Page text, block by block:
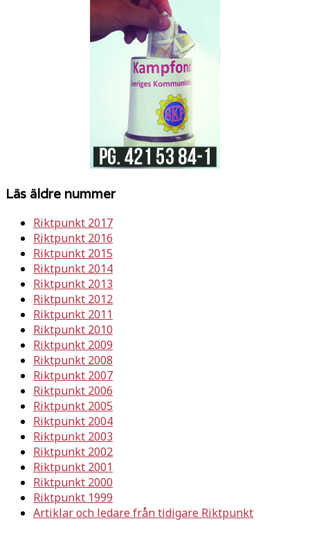
Läs äldre nummer
Riktpunkt 2017
Riktpunkt 2016
Riktpunkt 2015
Riktpunkt 2014
Riktpunkt 2013
Riktpunkt 2012
Riktpunkt 2011
Riktpunkt 2010
Riktpunkt 2009
Riktpunkt 2008
Riktpunkt 2007
Riktpunkt 2006
Riktpunkt 2005
Riktpunkt 2004
Riktpunkt 2003
Riktpunkt 2002
Riktpunkt 2001
Riktpunkt 2000
Riktpunkt 1999
Artiklar och ledare från tidigare Riktpunkt